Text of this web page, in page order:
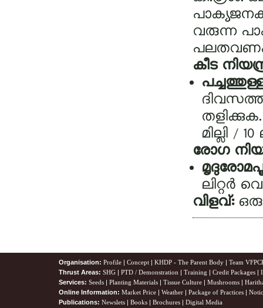
വരുന്ന
കീട
മില്ലി /
രോഗ
ലിറ്റര്‍
വിളവ്: ഒരു
Organisation: Profile | Concept | KHDP - The Parent Body | Team
Thrust Areas: SHG | PTD / Demonstration | Training | Credit Packages |
Services: Seeds | Planting Materials | Tissue Culture | Mushrooms |
Online Information: Market Price | Weather | Package of Practices |
Publications: Newslets | Books | Brochures | Digital Media